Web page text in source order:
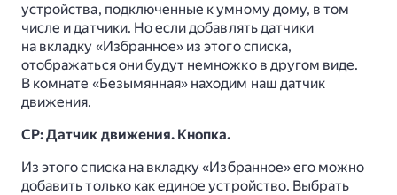
устройства, подключенные к умному дому, в том
числе и датчики. Но если добавлять датчики
на вкладку «Избранное» из этого списка,
отображаться они будут немножко в другом виде.
В комнате «Безымянная» находим наш датчик
движения.
СР: Датчик движения. Кнопка.
Из этого списка на вкладку «Избранное» его можно
добавить только как единое устройство. Выбрать